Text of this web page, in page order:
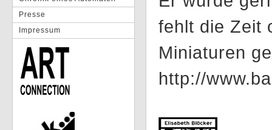
Presse
Impressum
fehlt die Zeit
Miniaturen
http://